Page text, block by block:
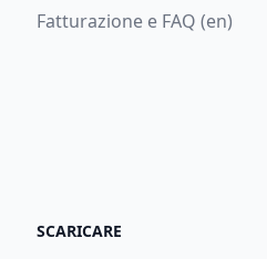
Fatturazione e FAQ (en)
SCARICARE